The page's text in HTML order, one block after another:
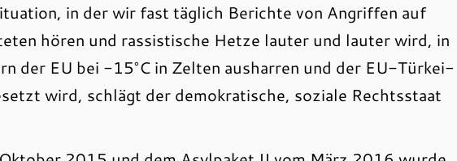
in der wir fast täglich Berichte von Angriffen auf
hören und rassistische Hetze lauter und lauter wird, in
der EU bei -15°C in Zelten ausharren und der EU-Türkei-
wird, schlägt der demokratische, soziale Rechtsstaat